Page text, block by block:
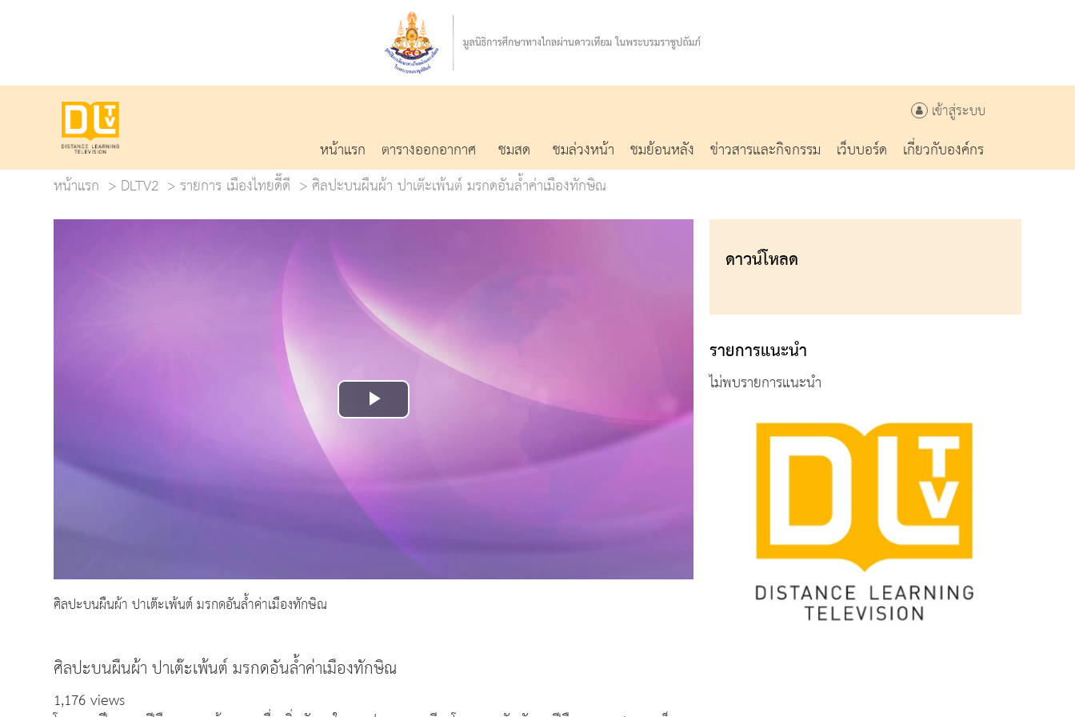
เข้าสู่ระบบ
หน้าแรก ตารางออกอากาศ ชมสด ชมล่วงหน้า ชมย้อนหลัง ข่าวสารและกิจกรรม เว็บบอร์ด
เกี่ยวกับองค์กร
หน้าแรก
DLTV2 รายการ เมืองไทยดี๊ดี ศิลปะบนผืนผ้า ปาเต๊ะเพ้นต์ มรกดอันล้ำค่าเมืองทักษิณ
Play
ศิลปะบนผืนผ้า ปาเต๊ะเพ้นต์ มรกดอันล้ำค่าเมืองทักษิณ
ศิลปะบนผืนผ้า ปาเต๊ะเพ้นต์ มรกดอันล้ำค่าเมืองทักษิณ
1,176 views
ดาวน์โหลด
รายการแนะนำ
ไม่พบรายการแนะนำ